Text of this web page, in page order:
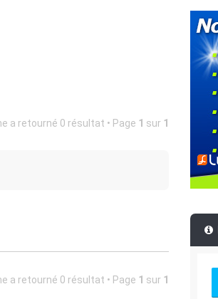
a retourné 0 résultat • Page 1 sur 1
a retourné 0 résultat • Page 1 sur 1